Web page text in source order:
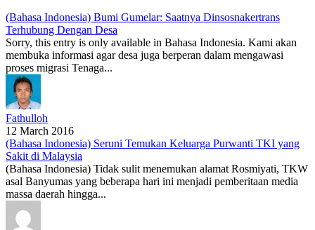
(Bahasa Indonesia) Bumi Gumelar: Saatnya Dinsosnakertrans
Terhubung Dengan Desa
Sorry, this entry is only available in Bahasa Indonesia. Kami akan
membuka informasi agar desa juga berperan dalam mengawasi
proses migrasi Tenaga...
Fathulloh
12 March 2016
(Bahasa Indonesia) Seruni Temukan Keluarga Purwanti TKI yang
Sakit di Malaysia
(Bahasa Indonesia) Tidak sulit menemukan alamat Rosmiyati, TKW
asal Banyumas yang beberapa hari ini menjadi pemberitaan media
massa daerah hingga...